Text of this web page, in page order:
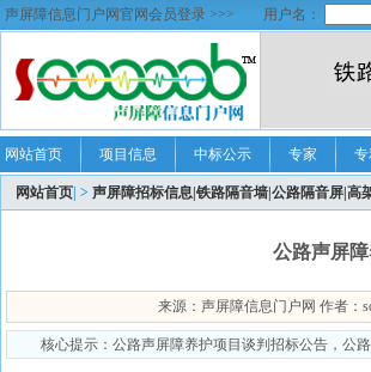
声屏障信息门户网官网会员登录 >>> 用户名：
网站首页 项目信息 中标公示 专家
网站首页 | > 声屏障招标信息|铁路隔音墙|公路隔音屏|高
公路声屏
来源：声屏障信息门户网 作者：
核心提示：公路声屏障养护项目谈判招标公告，公